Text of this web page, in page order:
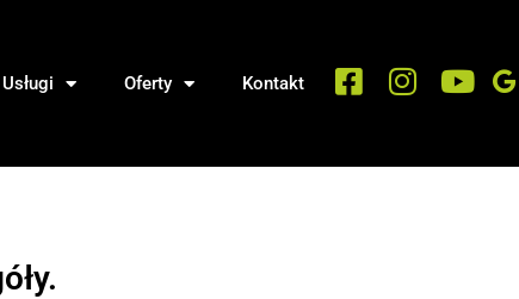
Usługi Oferty Kontakt